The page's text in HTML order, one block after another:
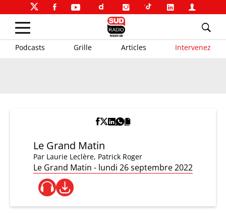
Podcasts Grille Articles Intervenez
Le Grand Matin
Par Laurie Leclère, Patrick Roger
Le Grand Matin - lundi 26 septembre 2022